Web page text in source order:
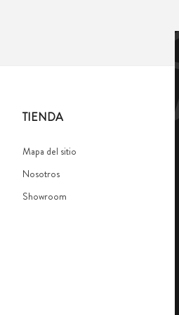
TIENDA
Mapa del sitio
Nosotros
Showroom